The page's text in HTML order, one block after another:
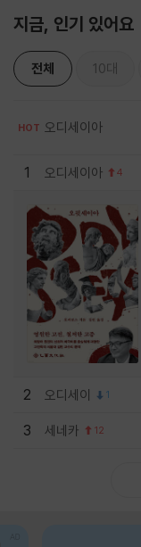
지금, 인기 있어요
전체 10대
HOT 오디세이아
1 오디세이아 4
2 오디세이 1
3 세네카 12